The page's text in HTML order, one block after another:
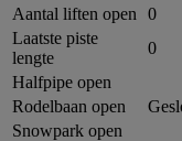
Aantal liften open
0
Laatste piste
lengte
0
Halfpipe open
Rodelbaan open
Snowpark open